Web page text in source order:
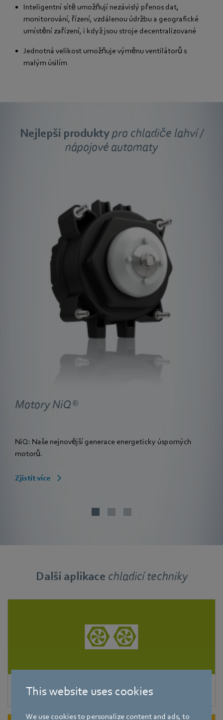
This website uses cookies
We use cookies to personalize content and ads, to
Inteligentní sítě umožňují nezávislý přenos dat,
monitorování, řízení, vzdálenou údržbu a geografické
umístění zařízení, i když jsou stroje decentralizované
Jednotná velikost umožňuje výměnu ventilátorů s
malým úsilím
Nejlepší produktypro chladiče lahví /
nápojové automaty
Motory NiQ®
NiQ: Naše nejnovější generace energeticky úsporných
motorů.
Zjistit více
Další aplikace chladicítechniky
Odpařováky